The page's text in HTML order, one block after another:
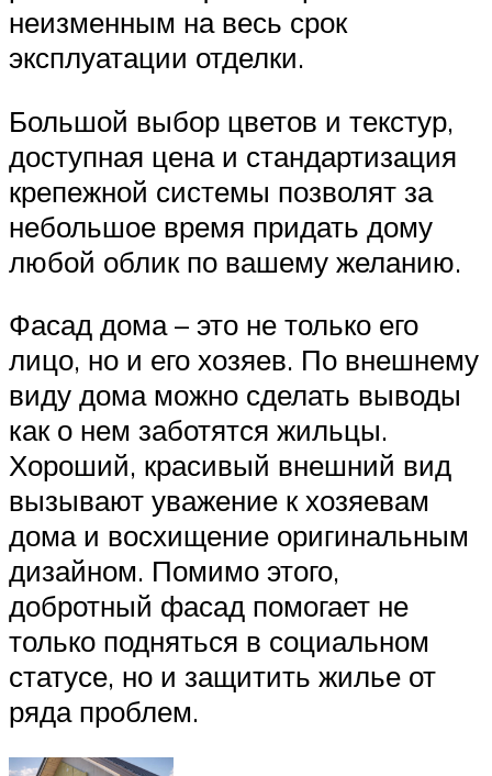
неизменным на весь срок
эксплуатации отделки.
Большой выбор цветов и текстур,
доступная цена и стандартизация
крепежной системы позволят за
небольшое время придать дому
любой облик по вашему желанию.
Фасад дома – это не только его
лицо, но и его хозяев. По внешнему
виду дома можно сделать выводы
как о нем заботятся жильцы.
Хороший, красивый внешний вид
вызывают уважение к хозяевам
дома и восхищение оригинальным
дизайном. Помимо этого,
добротный фасад помогает не
только подняться в социальном
статусе, но и защитить жилье от
ряда проблем.